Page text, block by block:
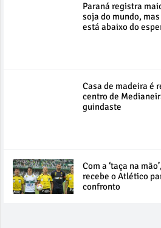
Paraná registra
soja do mundo,
está abaixo do
Casa de madeira é
centro de
guindaste
Com a ‘taça na
recebe o Atlético
confronto